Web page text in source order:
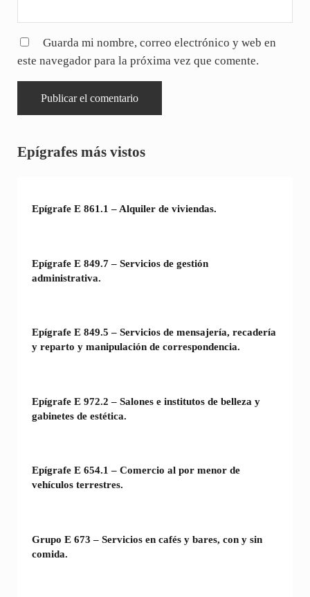
Guarda mi nombre, correo electrónico y web en
este navegador para la próxima vez que comente.
Sidebar
Epígrafes más vistos
Epígrafe E 861.1 – Alquiler de viviendas.
Epígrafe E 849.7 – Servicios de gestión
administrativa.
Epígrafe E 849.5 – Servicios de mensajería, recadería
y reparto y manipulación de correspondencia.
Epígrafe E 972.2 – Salones e institutos de belleza y
gabinetes de estética.
Epígrafe E 654.1 – Comercio al por menor de
vehículos terrestres.
Grupo E 673 – Servicios en cafés y bares, con y sin
comida.